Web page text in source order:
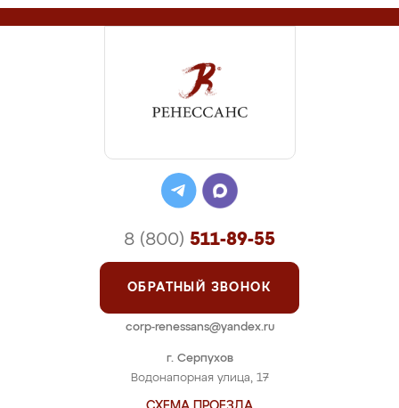
г. Серпухов
Водонапорная улица, 17
8 (800) 511-89-55
ОБРАТНЫЙ ЗВОНОК
corp-renessans@yandex.ru